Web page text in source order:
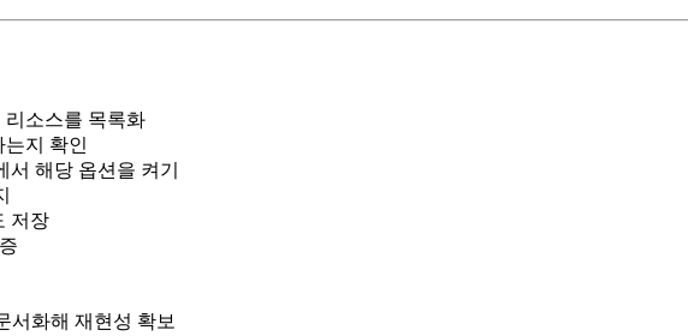
리소스를 목록화
지 확인
서 해당 옵션을 켜기
저장
서화해 재현성 확보